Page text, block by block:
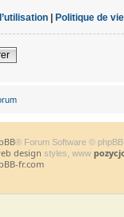
| Politique de
® Forum Software ©
design styles, www
fr.com